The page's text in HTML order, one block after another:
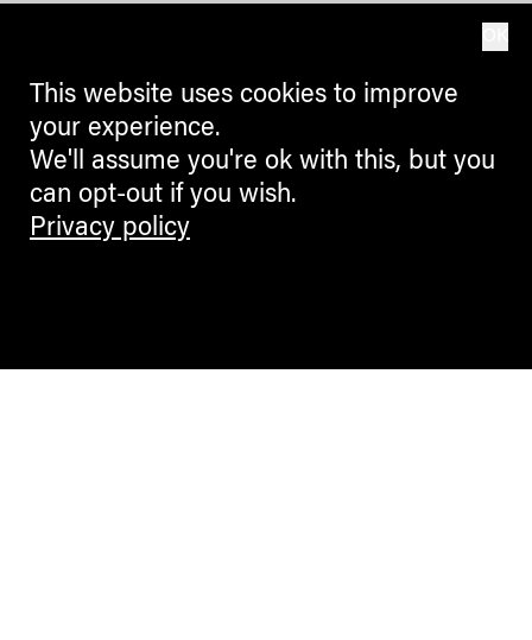
This website uses cookies to improve
your experience.
We'll assume you're ok with this, but you
can opt-out if you wish.
Privacy policy